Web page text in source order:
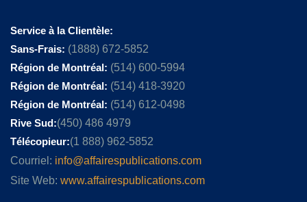
Service à la Clientèle:
Sans-Frais: (1888) 672-5852
Région de Montréal: (514) 600-5994
Région de Montréal: (514) 418-3920
Région de Montréal: (514) 612-0498
Rive Sud:(450) 486 4979
Télécopieur:(1 888) 962-5852
Courriel: info@affairespublications.com
Site Web: www.affairespublications.com